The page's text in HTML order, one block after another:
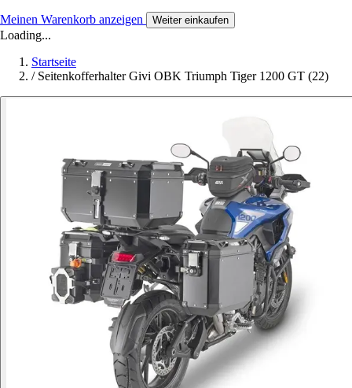
Meinen Warenkorb anzeigen Weiter einkaufen
Loading...
Startseite
/ Seitenkofferhalter Givi OBK Triumph Tiger 1200 GT (22)